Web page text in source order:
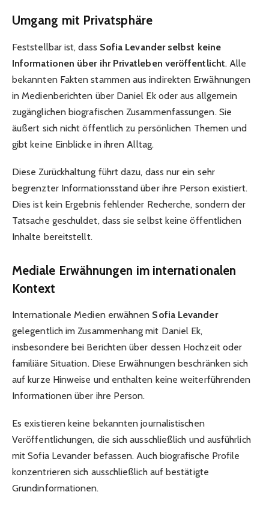
Umgang mit Privatsphäre
Feststellbar ist, dass Sofia Levander selbst keine
Informationen über ihr Privatleben veröffentlicht. Alle
bekannten Fakten stammen aus indirekten Erwähnungen
in Medienberichten über Daniel Ek oder aus allgemein
zugänglichen biografischen Zusammenfassungen. Sie
äußert sich nicht öffentlich zu persönlichen Themen und
gibt keine Einblicke in ihren Alltag.
Diese Zurückhaltung führt dazu, dass nur ein sehr
begrenzter Informationsstand über ihre Person existiert.
Dies ist kein Ergebnis fehlender Recherche, sondern der
Tatsache geschuldet, dass sie selbst keine öffentlichen
Inhalte bereitstellt.
Mediale Erwähnungen im internationalen
Kontext
Internationale Medien erwähnen Sofia Levander
gelegentlich im Zusammenhang mit Daniel Ek,
insbesondere bei Berichten über dessen Hochzeit oder
familiäre Situation. Diese Erwähnungen beschränken sich
auf kurze Hinweise und enthalten keine weiterführenden
Informationen über ihre Person.
Es existieren keine bekannten journalistischen
Veröffentlichungen, die sich ausschließlich und ausführlich
mit Sofia Levander befassen. Auch biografische Profile
konzentrieren sich ausschließlich auf bestätigte
Grundinformationen.